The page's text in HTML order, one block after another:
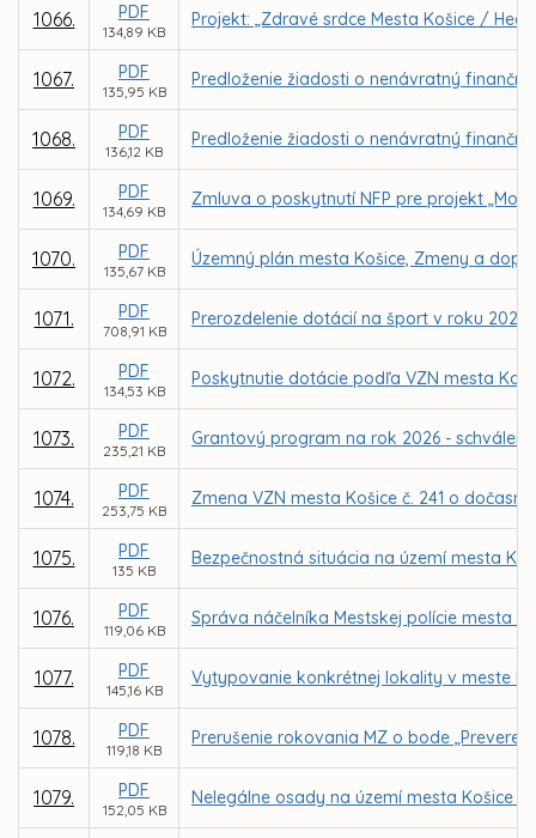
1066. PDF
134,89 KB
Projekt: „Zdravé srdce Mesta Košice /
1067. PDF
135,95 KB
Predloženie žiadosti o nenávratný
1068. PDF
136,12 KB
Predloženie žiadosti o nenávratný
1069. PDF
134,69 KB
Zmluva o poskytnutí NFP pre projekt
1070. PDF
135,67 KB
Územný plán mesta Košice, Zmeny a
1071. PDF
708,91 KB
Prerozdelenie dotácií na šport v roku 2026
1072. PDF
134,53 KB
Poskytnutie dotácie podľa VZN mesta
1073. PDF
235,21 KB
Grantový program na rok 2026 -
1074. PDF
253,75 KB
Zmena VZN mesta Košice č. 241 o
1075. PDF
135 KB
Bezpečnostná situácia na území mesta
1076. PDF
119,06 KB
Správa náčelníka Mestskej polície mesta
1077. PDF
145,16 KB
Vytypovanie konkrétnej lokality v meste
1078. PDF
119,18 KB
Prerušenie rokovania MZ o bode
1079. PDF
152,05 KB
Nelegálne osady na území mesta Košice